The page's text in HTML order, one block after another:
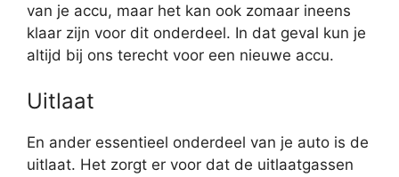
van je accu, maar het kan ook zomaar ineens
klaar zijn voor dit onderdeel. In dat geval kun je
altijd bij ons terecht voor een nieuwe accu.
Uitlaat
En ander essentieel onderdeel van je auto is de
uitlaat. Het zorgt er voor dat de uitlaatgassen